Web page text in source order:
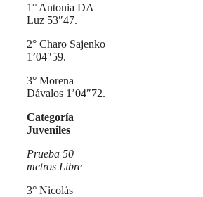
1° Antonia DA
Luz 53″47.
2° Charo Sajenko
1’04″59.
3° Morena
Dávalos 1’04″72.
Categoría
Juveniles
Prueba 50
metros Libre
3° Nicolás